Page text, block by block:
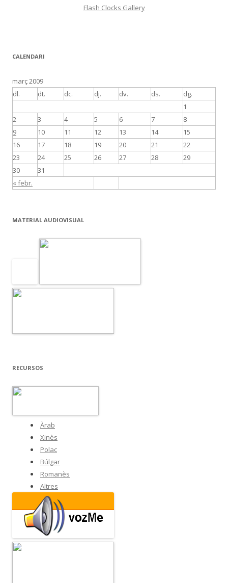
Flash Clocks Gallery
CALENDARI
març 2009
dl.
dt. dc. dj. dv. ds. dg.
« febr.
1
2
3 4 5 6 7
8
9
10 11 12 13 14
15
16
17 18 19 20 21
22
23
24 25 26 27 28
29
30
31
MATERIAL AUDIOVISUAL
RECURSOS
Àrab
Xinès
Polac
Búlgar
Romanès
Altres